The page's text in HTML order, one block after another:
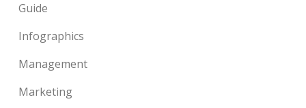
Guide
Infographics
Management
Marketing